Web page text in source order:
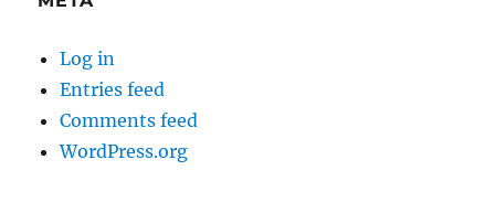
Log in
Entries feed
Comments feed
WordPress.org